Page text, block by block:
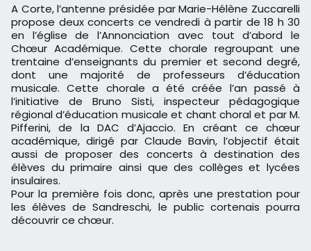
A Corte, l’antenne présidée par Marie-Hélène Zuccarelli
propose deux concerts ce vendredi à partir de 18 h 30
en l’église de l’Annonciation avec tout d’abord le
Chœur Académique. Cette chorale regroupant une
trentaine d’enseignants du premier et second degré,
dont une majorité de professeurs d’éducation
musicale. Cette chorale a été créée l’an passé à
l’initiative de Bruno Sisti, inspecteur pédagogique
régional d’éducation musicale et chant choral et par M.
Pifferini, de la DAC d’Ajaccio. En créant ce chœur
académique, dirigé par Claude Bavin, l’objectif était
aussi de proposer des concerts à destination des
élèves du primaire ainsi que des collèges et lycées
insulaires.
Pour la première fois donc, après une prestation pour
les élèves de Sandreschi, le public cortenais pourra
découvrir ce chœur.